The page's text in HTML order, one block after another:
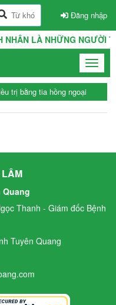
Đăng nhập
LÀ NHỮNG NGƯỜI
Toggle
trị bằng tia hồng ngoại
LÂM
Quang
Thanh - Giám đốc Bệnh
Tuyên Quang